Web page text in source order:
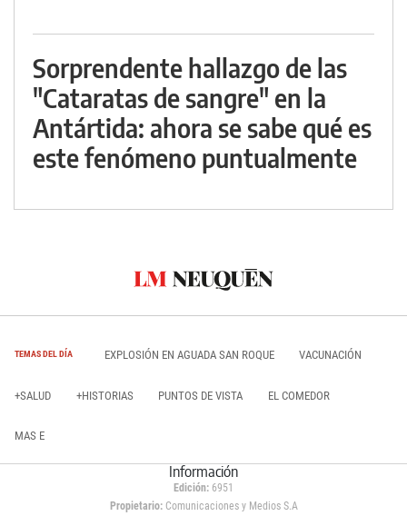
Sorprendente hallazgo de las
"Cataratas de sangre" en la
Antártida: ahora se sabe qué es
este fenómeno puntualmente
TEMAS DEL DÍA EXPLOSIÓN EN AGUADA SAN ROQUE VACUNACIÓN
+SALUD +HISTORIAS PUNTOS DE VISTA EL COMEDOR
MAS E
Información
Edición: 6951
Propietario:Comunicaciones y Medios S.A